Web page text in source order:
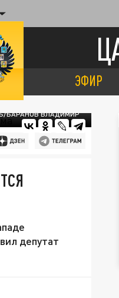
ЭФИР
БАРАНОВ ВЛАДИМИР
депутат